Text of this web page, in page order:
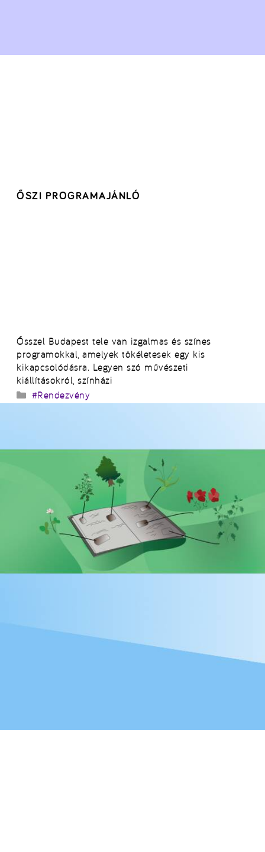
ŐSZI PROGRAMAJÁNLÓ
Ősszel Budapest tele van izgalmas és színes
programokkal, amelyek tökéletesek egy kis
kikapcsolódásra. Legyen szó művészeti
kiállításokról, színházi
Kategória
#Rendezvény